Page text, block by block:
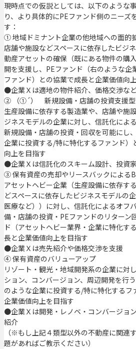
現時点での仮説としては、以下のような
り、より具体的にPEファンド側のニーズ
す：
① 地域ドミナント企業の他地域への面的
店舗や施設などスペースに依存したビジ
動産アセットの確保（既にある物件の購
開を支援し、PEファンド（右のような企
ファンド）との協業で成長と企業価値向
●企業Ｘは適地の物件紹介、価格交渉な
② （①´） 新規設備・店舗の投資支援型
生産設備に依存する製造業や、店舗や施
ジネスモデルの企業に対し、信託化によ
新規設備・店舗の投資・回収を可能にし
企業に投資する/特に特化するファンド）
向上を目指す
●企業Ｘは信託化のスキーム設計、投資
③ 保有資産の売却やリースバックによる
アセットヘビー企業（生産設備に依存す
どスペースに依存したビジネスモデルの
医療など））に対し、信託化によるオフ
備・店舗の投資・PEファンドのリターン
ド（アセットヘビー業界・企業に特化す
長と企業価値向上を目指す
●企業Ｘは売先紹介や価格交渉を支援
④ 保有資産のバリューアップ
リゾート・観光・地域開発系の企業に対
ション、コンバージョン、周辺開発を行
のような企業に投資する/特に特化するフ
企業価値向上を目指す
●企業Ｘは開発・レノベ・コンバージョ
紹介
（※もし上記４類型以外の不動産に関連
題があればご教示ください）